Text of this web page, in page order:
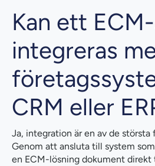
Kan ett
integreras
CRM eller
Ja, integration är en av de största
Genom att ansluta till system
en ECM-lösning dokument direkt